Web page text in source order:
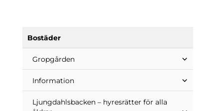
Bostäder
Gropgården
Information
Ljungdahlsbacken – hyresrätter för alla